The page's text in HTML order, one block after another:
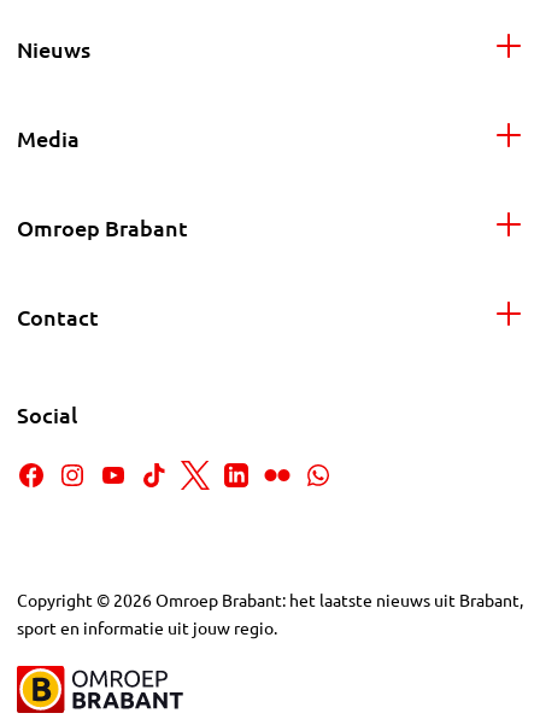
Nieuws
Media
Omroep Brabant
Contact
Social
Copyright © 2026Omroep Brabant: het laatste nieuws uit Brabant,
sport en informatie uit jouw regio.